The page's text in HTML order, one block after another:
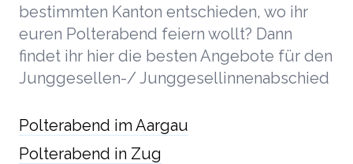
bestimmten Kanton entschieden, wo ihr
euren Polterabend feiern wollt? Dann
findet ihr hier die besten Angebote für den
Junggesellen-/ Junggesellinnenabschied
Polterabend im Aargau
Polterabend in Zug